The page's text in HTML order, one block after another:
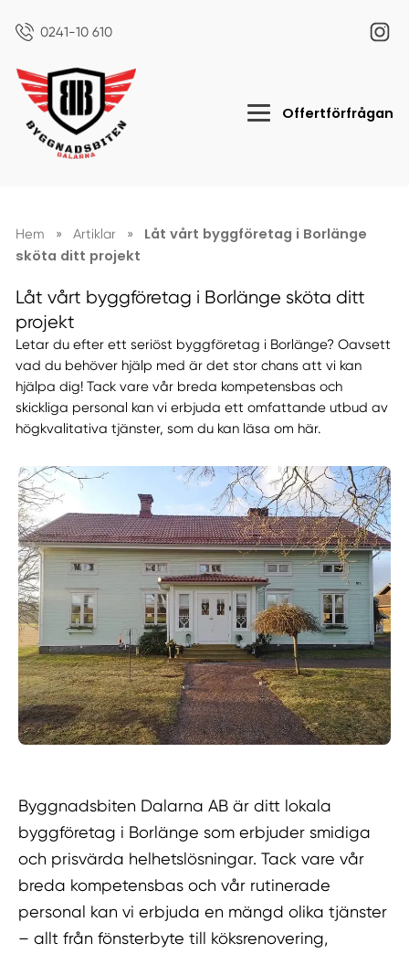
0241-10 610
Offertförfrågan
Hem » Artiklar »
Låt vårt byggföretag i Borlänge
sköta ditt projekt
Låt vårt byggföretag i Borlänge sköta ditt
projekt
Letar du efter ett seriöst byggföretag i Borlänge? Oavsett
vad du behöver hjälp med är det stor chans att vi kan
hjälpa dig! Tack vare vår breda kompetensbas och
skickliga personal kan vi erbjuda ett omfattande utbud av
högkvalitativa tjänster, som du kan läsa om här.
Byggnadsbiten Dalarna AB är ditt lokala
byggföretag i Borlänge som erbjuder smidiga
och prisvärda helhetslösningar. Tack vare vår
breda kompetensbas och vår rutinerade
personal kan vi erbjuda en mängd olika tjänster
– allt från fönsterbyte till köksrenovering,